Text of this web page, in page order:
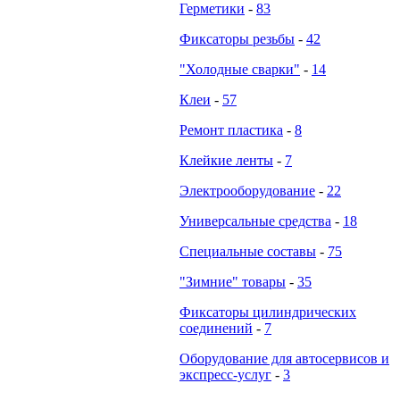
Герметики - 83
Фиксаторы резьбы - 42
"Холодные сварки" - 14
Клеи - 57
Ремонт пластика - 8
Клейкие ленты - 7
Электрооборудование - 22
Универсальные средства - 18
Специальные составы - 75
"Зимние" товары - 35
Фиксаторы цилиндрических
соединений - 7
Оборудование для автосервисов и
экспресс-услуг - 3